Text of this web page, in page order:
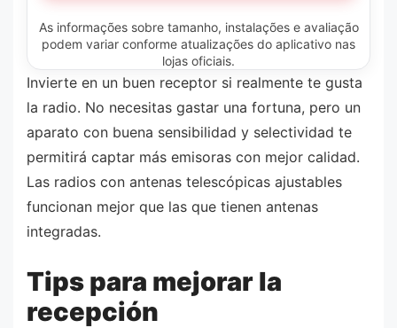
As informações sobre tamanho, instalações e avaliação
podem variar conforme atualizações do aplicativo nas
lojas oficiais.
Invierte en un buen receptor si realmente te gusta
la radio. No necesitas gastar una fortuna, pero un
aparato con buena sensibilidad y selectividad te
permitirá captar más emisoras con mejor calidad.
Las radios con antenas telescópicas ajustables
funcionan mejor que las que tienen antenas
integradas.
Tips para mejorar la
recepción